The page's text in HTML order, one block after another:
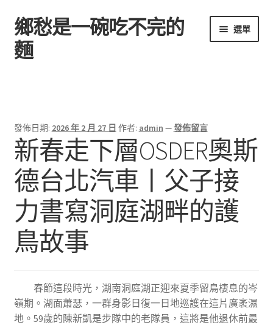
跳
至
導
跳
至
主
鄉愁是一碗吃不完的
麵
選單
發佈日期: 2026 年 2 月 27 日 作者: admin —發佈留言
新春走下層OSDER奧斯
德台北汽車丨父子接
力書寫洞庭湖畔的護
鳥故事
春節這段時光，湖南洞庭湖正迎來夏季留鳥棲息的岑
嶺期。湖面蕭瑟，一群身影日復一日地巡護在這片廣袤濕
地。59歲的陳新凱是步隊中的老隊員，這將是他退休前最